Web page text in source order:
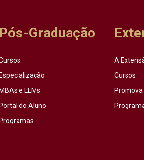
Pós-Graduação
Especialização
MBAs e LLMs
Portal do Aluno
Programas
A
Cursos
Promova